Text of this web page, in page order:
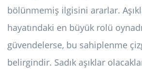
bölünmemiş ilgisini ararlar.
hayatındaki en büyük rolü
güvendelerse, bu sahiplenme
belirgindir. Sadık aşıklar